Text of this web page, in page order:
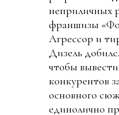
неприличных
франшизы
Агрессор и
Дизель
чтобы
конкурентов
основного
единолично